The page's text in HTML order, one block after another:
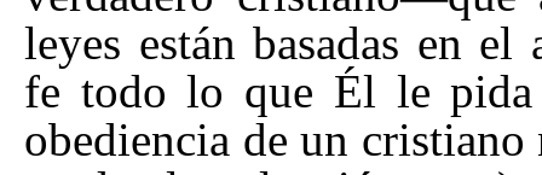
leyes están basadas en el
fe todo lo que Él le
obediencia de un cristiano